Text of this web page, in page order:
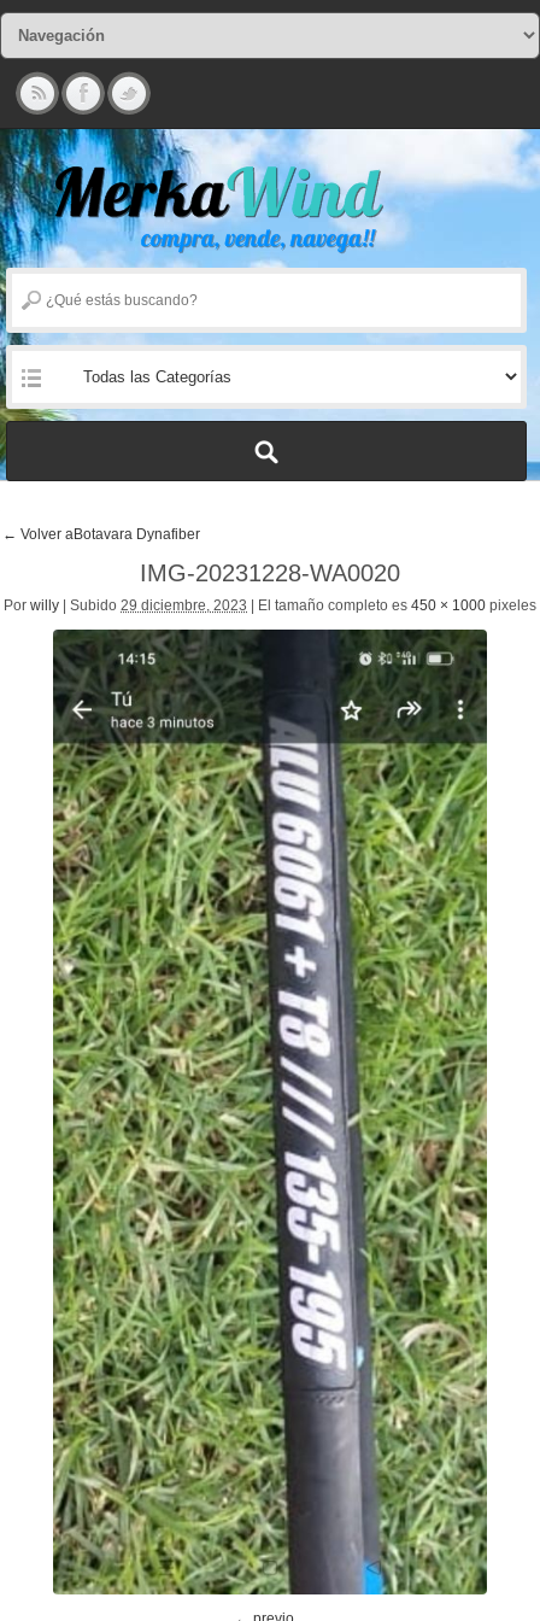
← Volver aBotavara Dynafiber
IMG-20231228-WA0020
Por willy Subido 29 diciembre, 2023 El tamaño completo es 450 × 1000 pixeles